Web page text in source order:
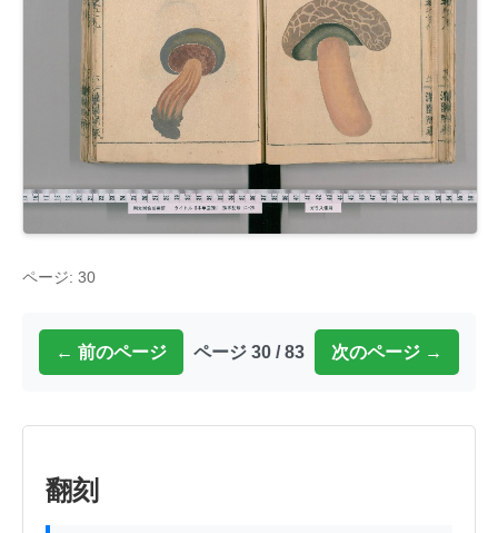
ページ: 30
← 前のページ ページ 30 / 83 次のページ →
翻刻